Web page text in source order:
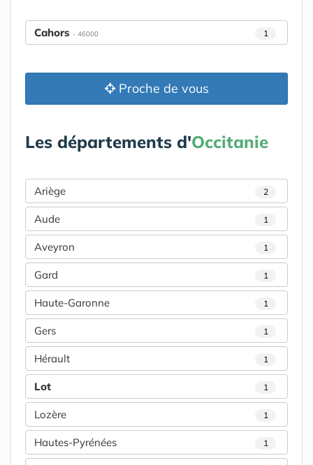
Cahors - 46000 1
Proche de vous
Les départements d'Occitanie
Ariège 2
Aude 1
Aveyron 1
Gard 1
Haute-Garonne 1
Gers 1
Hérault 1
Lot 1
Lozère 1
Hautes-Pyrénées 1